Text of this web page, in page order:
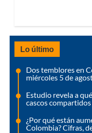
Lo último
Dos temblores en
miércoles 5 de
Estudio revela a
cascos
¿Por qué están
Colombia? Cifras,